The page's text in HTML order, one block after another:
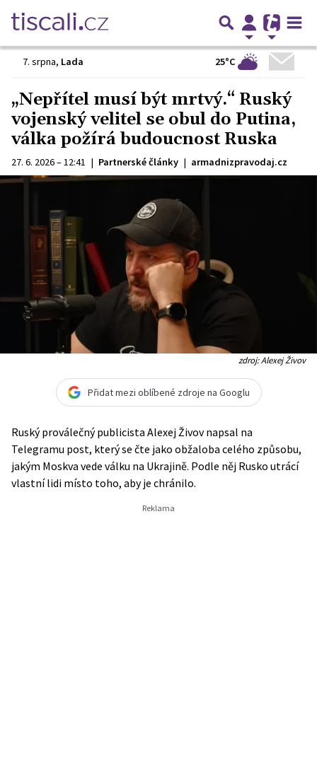
7. srpna, Lada 25°C
„Nepřítel musí být mrtvý.“ Ruský
vojenský velitel se obul do Putina,
válka požírá budoucnost Ruska
27. 6. 2026 – 12:41 | Partnerské články | armadnizpravodaj.cz
zdroj: Alexej Živov
Přidat mezi oblíbené zdroje na Googlu
Ruský proválečný publicista Alexej Živov napsal na
Telegramu post, který se čte jako obžaloba celého způsobu,
jakým Moskva vede válku na Ukrajině. Podle něj Rusko utrácí
vlastní lidi místo toho, aby je chránilo.